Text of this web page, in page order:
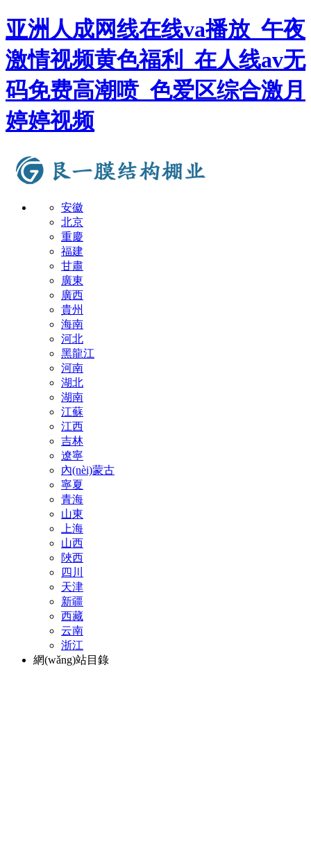
亚洲人成网线在线va播放_午夜
激情视频黄色福利_在人线av无
码免费高潮喷_色爱区综合激月
婷婷视频
安徽
北京
重慶
福建
甘肅
廣東
廣西
貴州
海南
河北
黑龍江
河南
湖北
湖南
江蘇
江西
吉林
遼寧
內(nèi)蒙古
寧夏
青海
山東
上海
山西
陜西
四川
天津
新疆
西藏
云南
浙江
網(wǎng)站目錄